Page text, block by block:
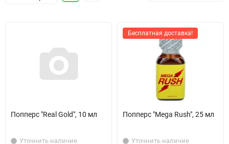
Попперс "Real Gold", 10 мл
Уточнить наличие
Бесплатная доставка!
Попперс "Mega Rush", 25 мл
Уточнить наличие